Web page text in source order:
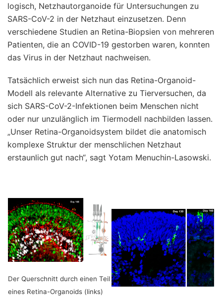
logisch, Netzhautorganoide für Untersuchungen zu
SARS-CoV-2 in der Netzhaut einzusetzen. Denn
verschiedene Studien an Retina-Biopsien von mehreren
Patienten, die an COVID-19 gestorben waren, konnten
das Virus in der Netzhaut nachweisen.
Tatsächlich erweist sich nun das Retina-Organoid-
Modell als relevante Alternative zu Tierversuchen, da
sich SARS-CoV-2-Infektionen beim Menschen nicht
oder nur unzulänglich im Tiermodell nachbilden lassen.
„Unser Retina-Organoidsystem bildet die anatomisch
komplexe Struktur der menschlichen Netzhaut
erstaunlich gut nach“, sagt Yotam Menuchin-Lasowski.
Der Querschnitt durch einen Teil
eines Retina-Organoids (links)